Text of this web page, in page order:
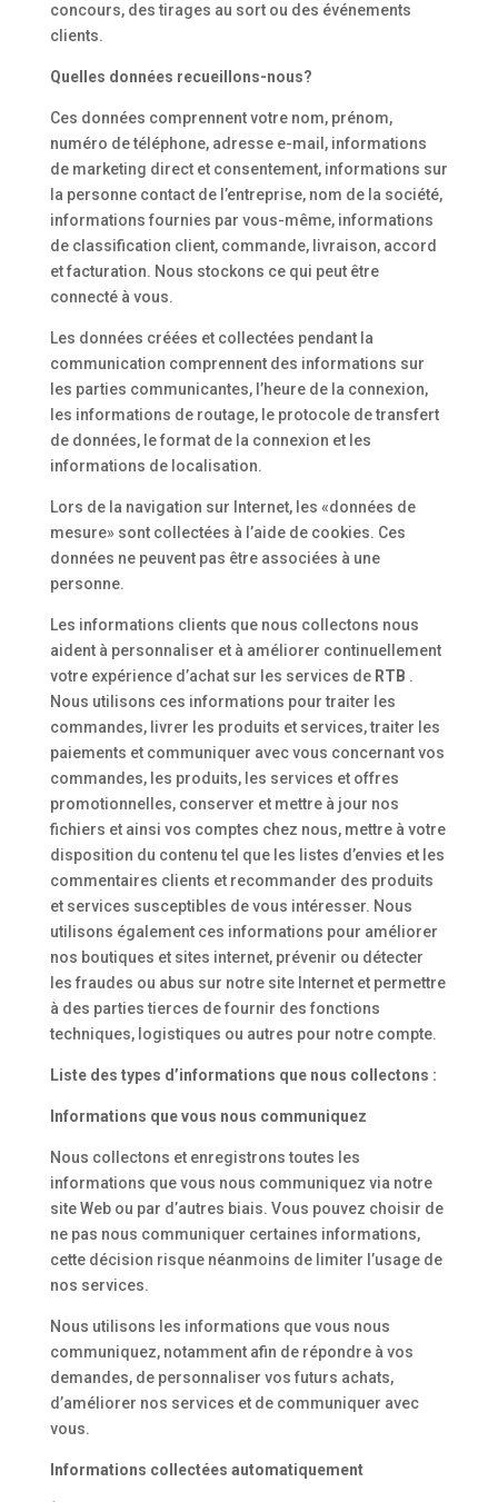
concours, des tirages au sort ou des événements
clients.
Quelles données recueillons-nous?
Ces données comprennent votre nom, prénom,
numéro de téléphone, adresse e-mail, informations
de marketing direct et consentement, informations sur
la personne contact de l’entreprise, nom de la société,
informations fournies par vous-même, informations
de classification client, commande, livraison, accord
et facturation. Nous stockons ce qui peut être
connecté à vous.
Les données créées et collectées pendant la
communication comprennent des informations sur
les parties communicantes, l’heure de la connexion,
les informations de routage, le protocole de transfert
de données, le format de la connexion et les
informations de localisation.
Lors de la navigation sur Internet, les «données de
mesure» sont collectées à l’aide de cookies. Ces
données ne peuvent pas être associées à une
personne.
Les informations clients que nous collectons nous
aident à personnaliser et à améliorer continuellement
votre expérience d’achat sur les services de RTB .
Nous utilisons ces informations pour traiter les
commandes, livrer les produits et services, traiter les
paiements et communiquer avec vous concernant vos
commandes, les produits, les services et offres
promotionnelles, conserver et mettre à jour nos
fichiers et ainsi vos comptes chez nous, mettre à votre
disposition du contenu tel que les listes d’envies et les
commentaires clients et recommander des produits
et services susceptibles de vous intéresser. Nous
utilisons également ces informations pour améliorer
nos boutiques et sites internet, prévenir ou détecter
les fraudes ou abus sur notre site Internet et permettre
à des parties tierces de fournir des fonctions
techniques, logistiques ou autres pour notre compte.
Liste des types d’informations que nous collectons :
Informations que vous nous communiquez
Nous collectons et enregistrons toutes les
informations que vous nous communiquez via notre
site Web ou par d’autres biais. Vous pouvez choisir de
ne pas nous communiquer certaines informations,
cette décision risque néanmoins de limiter l’usage de
nos services.
Nous utilisons les informations que vous nous
communiquez, notamment afin de répondre à vos
demandes, de personnaliser vos futurs achats,
d’améliorer nos services et de communiquer avec
vous.
Informations collectées automatiquement